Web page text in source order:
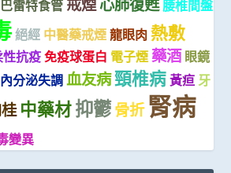
巴雷特食管 戒煙心肺復甦腰椎間盤
絕經 中醫藥戒煙 龍眼肉 熱敷
性抗疫 免疫球蛋白 電子煙 藥酒 眼鏡
內分泌失調 血友病頸椎病 黃疸 牙
中藥材抑鬱骨折 腎病
變異